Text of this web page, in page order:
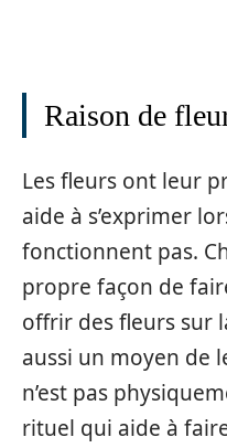
Raison de
Les fleurs ont leur
aide à s’exprimer
fonctionnent pas.
propre façon de
offrir des fleurs sur
aussi un moyen de
n’est pas
rituel qui aide à